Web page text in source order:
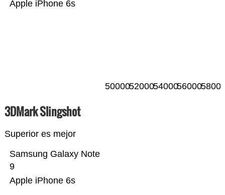
Apple iPhone 6s
50000520005400056000
3DMark Slingshot
Superior es mejor
Apple iPhone 6s
Samsung Galaxy Note
9